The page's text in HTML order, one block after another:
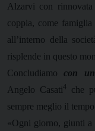
Alzarvi con
coppia, come
all’interno della
risplende in questo
Concludiamocon un
Angelo Casati4
che
sempre meglio il tempo
«Ogni giorno, giunti a